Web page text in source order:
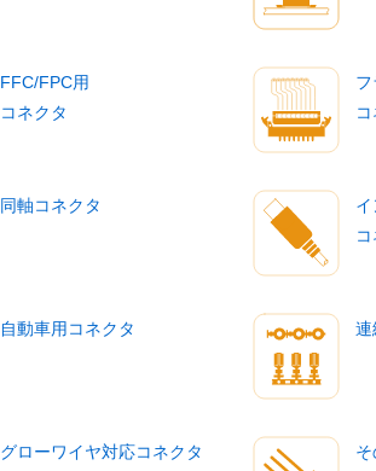
FFC/FPC用
コネクタ
同軸コネクタ
自動車用コネクタ 連
グローワイヤ対応コネクタ